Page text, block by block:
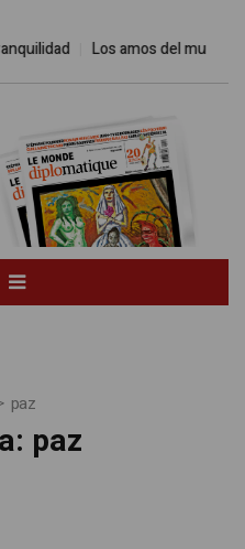
Los amos del mundo
paz
paz